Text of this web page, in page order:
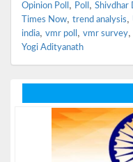
Opinion Poll , Poll , Shivdhar
Times Now, trend analysis,
india, vmr poll , vmr survey,
Yogi Adityanath